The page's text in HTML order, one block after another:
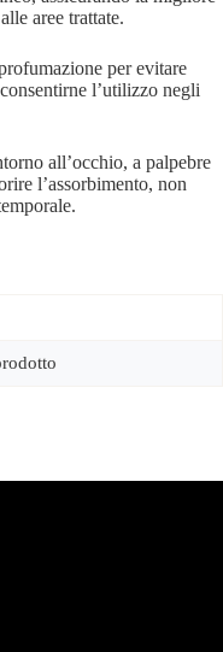
aree trattate.
per evitare
l’utilizzo negli
all’occhio, a palpebre
l’assorbimento, non